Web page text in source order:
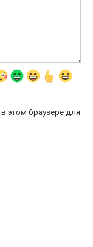
этом браузере для